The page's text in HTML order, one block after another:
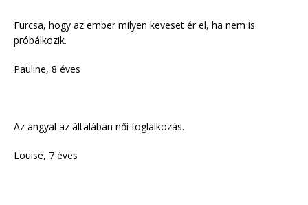
Furcsa, hogy az ember milyen keveset ér el, ha nem is
próbálkozik.
Pauline, 8 éves
Az angyal az általában női foglalkozás.
Louise, 7 éves